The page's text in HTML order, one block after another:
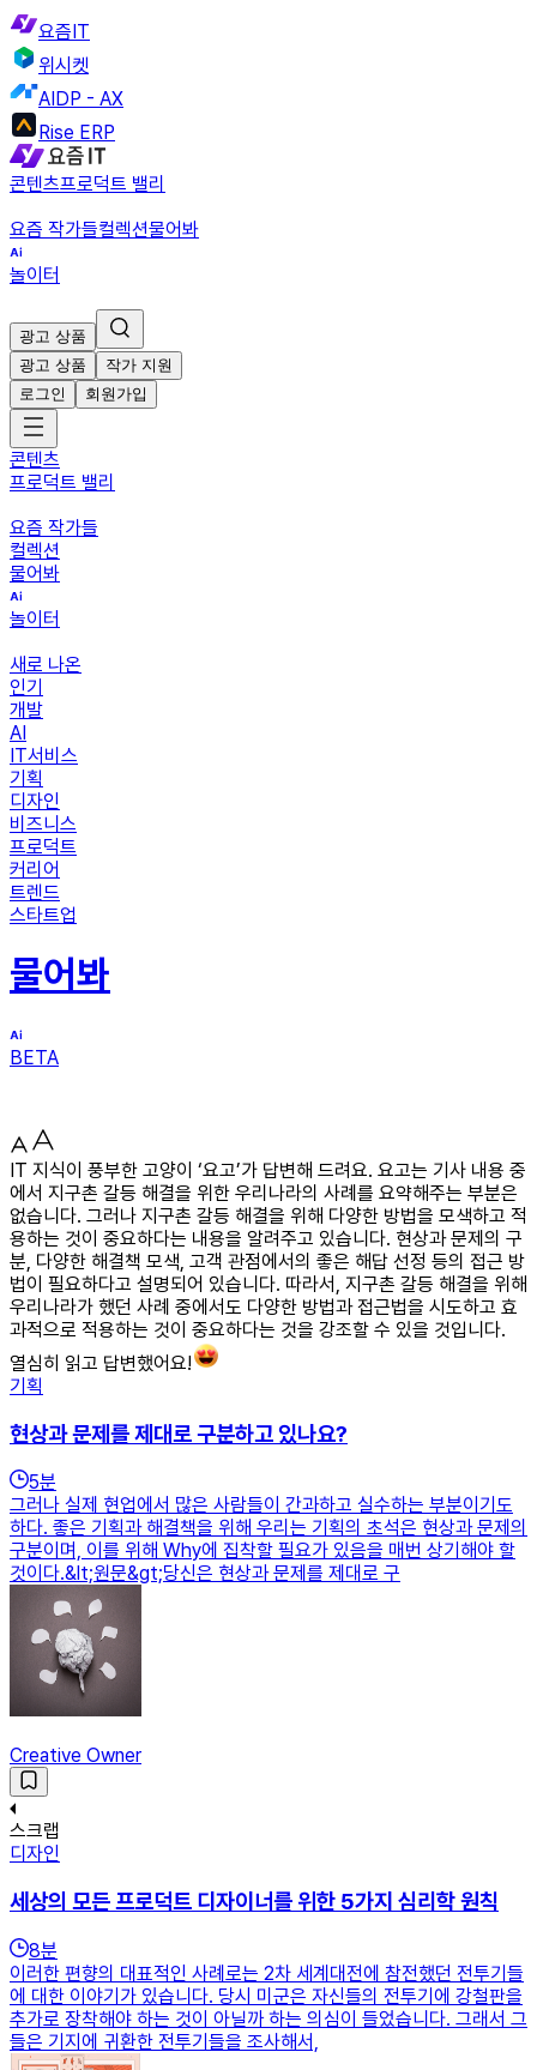
요즘IT
위시켓
AIDP - AX
Rise ERP
콘텐츠프로덕트 밸리
요즘 작가들컬렉션물어봐
놀이터
광고 상품
광고 상품
작가 지원
로그인
회원가입
콘텐츠
프로덕트 밸리
요즘 작가들
컬렉션
물어봐
놀이터
새로 나온
인기
개발
AI
IT서비스
기획
디자인
비즈니스
프로덕트
커리어
트렌드
스타트업
물어봐
BETA
IT 지식이 풍부한 고양이 ‘요고’가 답변해 드려요. 요고는 기사 내용 중
에서 지구촌 갈등 해결을 위한 우리나라의 사례를 요약해주는 부분은
없습니다. 그러나 지구촌 갈등 해결을 위해 다양한 방법을 모색하고 적
용하는 것이 중요하다는 내용을 알려주고 있습니다. 현상과 문제의 구
분, 다양한 해결책 모색, 고객 관점에서의 좋은 해답 선정 등의 접근 방
법이 필요하다고 설명되어 있습니다. 따라서, 지구촌 갈등 해결을 위해
우리나라가 했던 사례 중에서도 다양한 방법과 접근법을 시도하고 효
과적으로 적용하는 것이 중요하다는 것을 강조할 수 있을 것입니다.
열심히 읽고 답변했어요!
기획
현상과 문제를 제대로 구분하고 있나요?
5분
그러나 실제 현업에서 많은 사람들이 간과하고 실수하는 부분이기도
하다. 좋은 기획과 해결책을 위해 우리는 기획의 초석은 현상과 문제의
구분이며, 이를 위해 Why에 집착할 필요가 있음을 매번 상기해야 할
것이다.&lt;원문&gt;당신은 현상과 문제를 제대로 구
Creative Owner
스크랩
디자인
세상의 모든 프로덕트 디자이너를 위한 5가지 심리학 원칙
8분
이러한 편향의 대표적인 사례로는 2차 세계대전에 참전했던 전투기들
에 대한 이야기가 있습니다. 당시 미군은 자신들의 전투기에 강철판을
추가로 장착해야 하는 것이 아닐까 하는 의심이 들었습니다. 그래서 그
들은 기지에 귀환한 전투기들을 조사해서,